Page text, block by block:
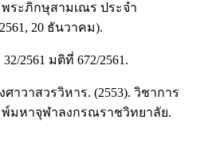
ระภิกษุสามเณร ประจำ
20 ธันวาคม).
2561 มติที่ 672/2561.
าวาสวรวิหาร. (2553). วิชาการ
พ์มหาจุฬาลงกรณราชวิทยาลัย.